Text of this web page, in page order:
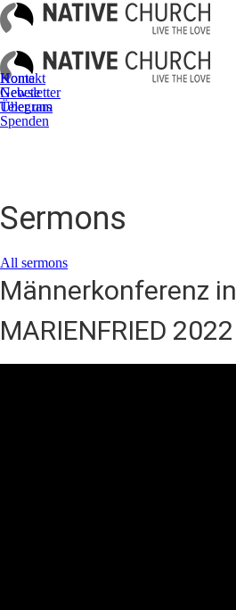
Kontakt
Newsletter
Telegram
Spenden
Home
Gebete
Über uns
Sermons
All sermons
Männerkonferenz in
MARIENFRIED 2022